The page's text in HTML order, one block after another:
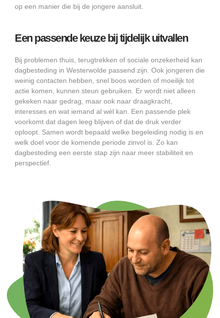
op een manier die bij de jongere aansluit.
Een passende keuze bij tijdelijk uitvallen
Bij problemen thuis, terugtrekken of sociale onzekerheid kan
dagbesteding in Westerwolde passend zijn. Ook jongeren die
weinig contacten hebben, snel boos worden of moeilijk tot
actie komen, kunnen steun gebruiken. Er wordt niet alleen
gekeken naar gedrag, maar ook naar draagkracht,
interesses en wat iemand al wél kan. Een passende plek
voorkomt dat dagen leeg blijven of dat de druk verder
oploopt. Samen wordt bepaald welke begeleiding nodig is en
welk doel voor de komende periode zinvol is. Zo kan
dagbesteding een eerste stap zijn naar meer stabiliteit en
perspectief.